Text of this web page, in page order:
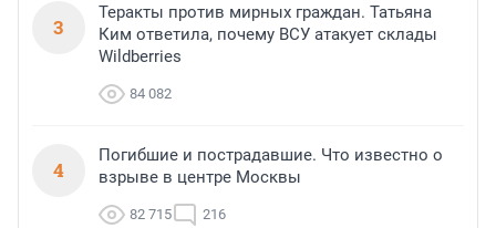
3
Теракты против мирных граждан. Татьяна
Ким ответила, почему ВСУ атакует склады
Wildberries
84 082
4
Погибшие и пострадавшие. Что известно о
взрыве в центре Москвы
82 715 216